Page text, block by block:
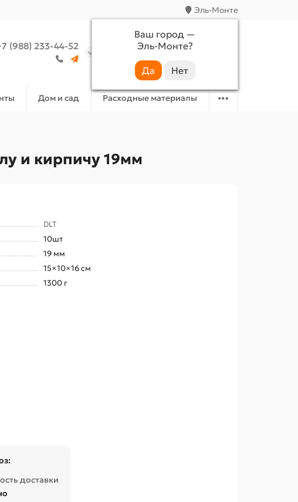
Эль-Монте
Ваш город —
Эль-Монте?
(988) 233-44-52
Аккаунт Избранное
Дом и сад Расходные материалы
и кирпичу 19мм
DLT
10шт
19 мм
15×10×16 см
1300 г
доставки